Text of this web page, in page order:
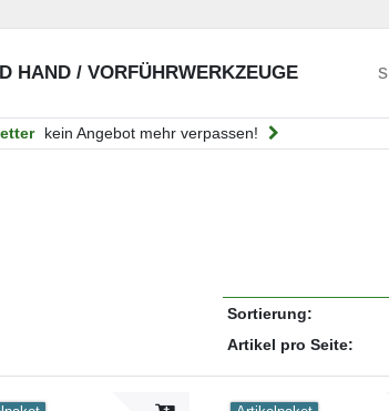
HAND / VORFÜHRWERKZEUGE
kein Angebot mehr verpassen!
Sortierung:
Artikel pro Seite: